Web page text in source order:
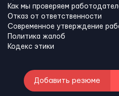
Как мы проверяем
Отказ от ответственности
Современное утверждение
Политика жалоб
Кодекс этики
Добавить резюме